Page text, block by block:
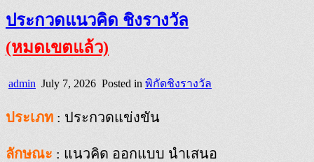
ประกวดแนวคิด ชิงรางวัล
(หมดเขตแล้ว)
admin July 7, 2026 Posted in พิกัดชิงรางวัล
ประเภท : ประกวดแข่งขัน
ลักษณะ : แนวคิด ออกแบบ นำเสนอ